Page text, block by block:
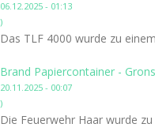
06.12.2025 - 01:13
)
Das TLF 4000 wurde zu
Brand Papiercontainer -
20.11.2025 - 00:07
)
Die Feuerwehr Haar wurde